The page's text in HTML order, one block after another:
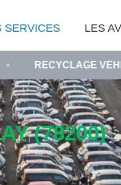
SERVICES LES
VÉHICULE
(78200)